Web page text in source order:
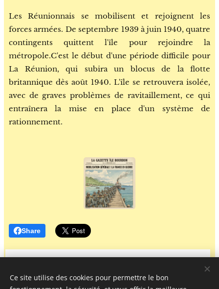
Les Réunionnais se mobilisent et rejoignent les
forces armées. De septembre 1939 à juin 1940, quatre
contingents quittent l'île pour rejoindre la
métropole.C'est le début d'une période difficile pour
La Réunion, qui subira un blocus de la flotte
britannique dès août 1940. L'île se retrouvera isolée,
avec de graves problèmes de ravitaillement, ce qui
entraînera la mise en place d'un système de
rationnement.
Share
Ce site utilise des cookies pour permettre le bon